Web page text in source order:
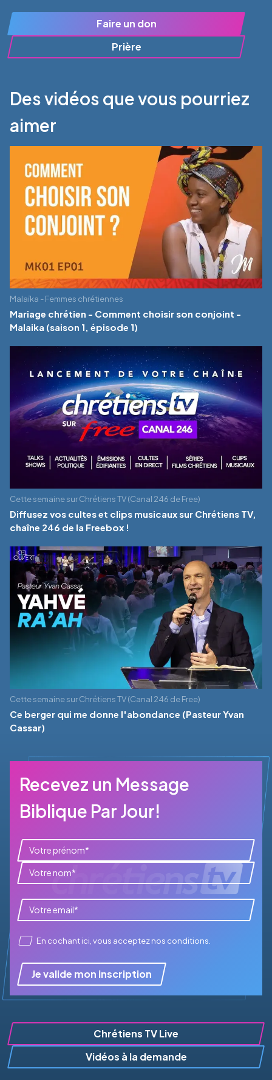
Faire un don
Prière
Des vidéos que vous pourriez
aimer
Malaïka - Femmes chrétiennes
Mariage chrétien - Comment choisir son conjoint -
Malaika (saison 1, épisode 1)
Cette semaine sur Chrétiens TV (Canal 246 de Free)
Diffusez vos cultes et clips musicaux sur Chrétiens TV,
chaîne 246 de la Freebox !
Cette semaine sur Chrétiens TV (Canal 246 de Free)
Ce berger qui me donne l'abondance (Pasteur Yvan
Cassar)
Recevez un Message
Biblique Par Jour!
En cochant ici, vous accepteznos conditions
Je valide mon inscription
Chrétiens TV Live
Vidéos à la demande